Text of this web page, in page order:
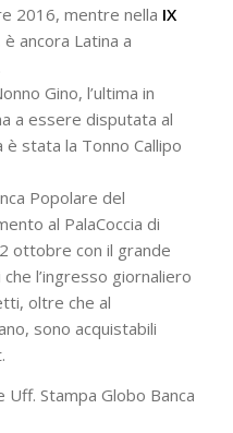
2016, mentre nella IX
ancora Latina a
Gino, l’ultima in
a essere disputata al
è stata la Tonno Callipo
Popolare del
al PalaCoccia di
ottobre con il grande
l’ingresso giornaliero
oltre che al
sono acquistabili
Uff. Stampa Globo Banca